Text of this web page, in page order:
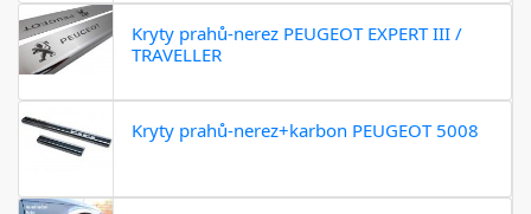
Kryty prahů-nerez PEUGEOT EXPERT III /
TRAVELLER
Kryty prahů-nerez+karbon PEUGEOT 5008